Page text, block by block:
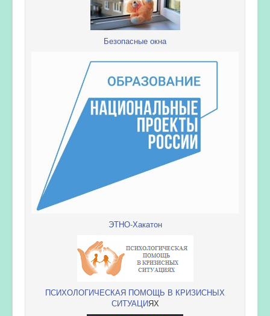
Безопасные окна
ЭТНО-Хакатон
ПСИХОЛОГИЧЕСКАЯ ПОМОЩЬ В КРИЗИСНЫХ
СИТУАЦИЯХ